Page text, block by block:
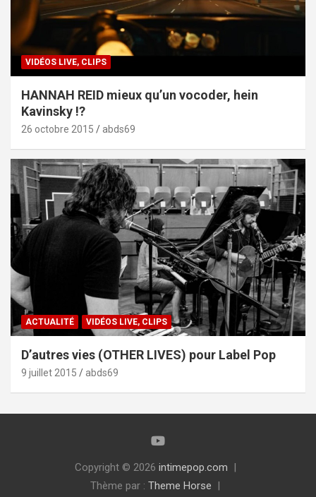
VIDÉOS LIVE, CLIPS
HANNAH REID mieux qu’un vocoder, hein
Kavinsky !?
26 octobre 2015 abds69
ACTUALITÉ VIDÉOS LIVE, CLIPS
D’autres vies (OTHER LIVES) pour Label Pop
9 juillet 2015 abds69
Copyright © 2026 intimepop.com
Thème par : Theme Horse